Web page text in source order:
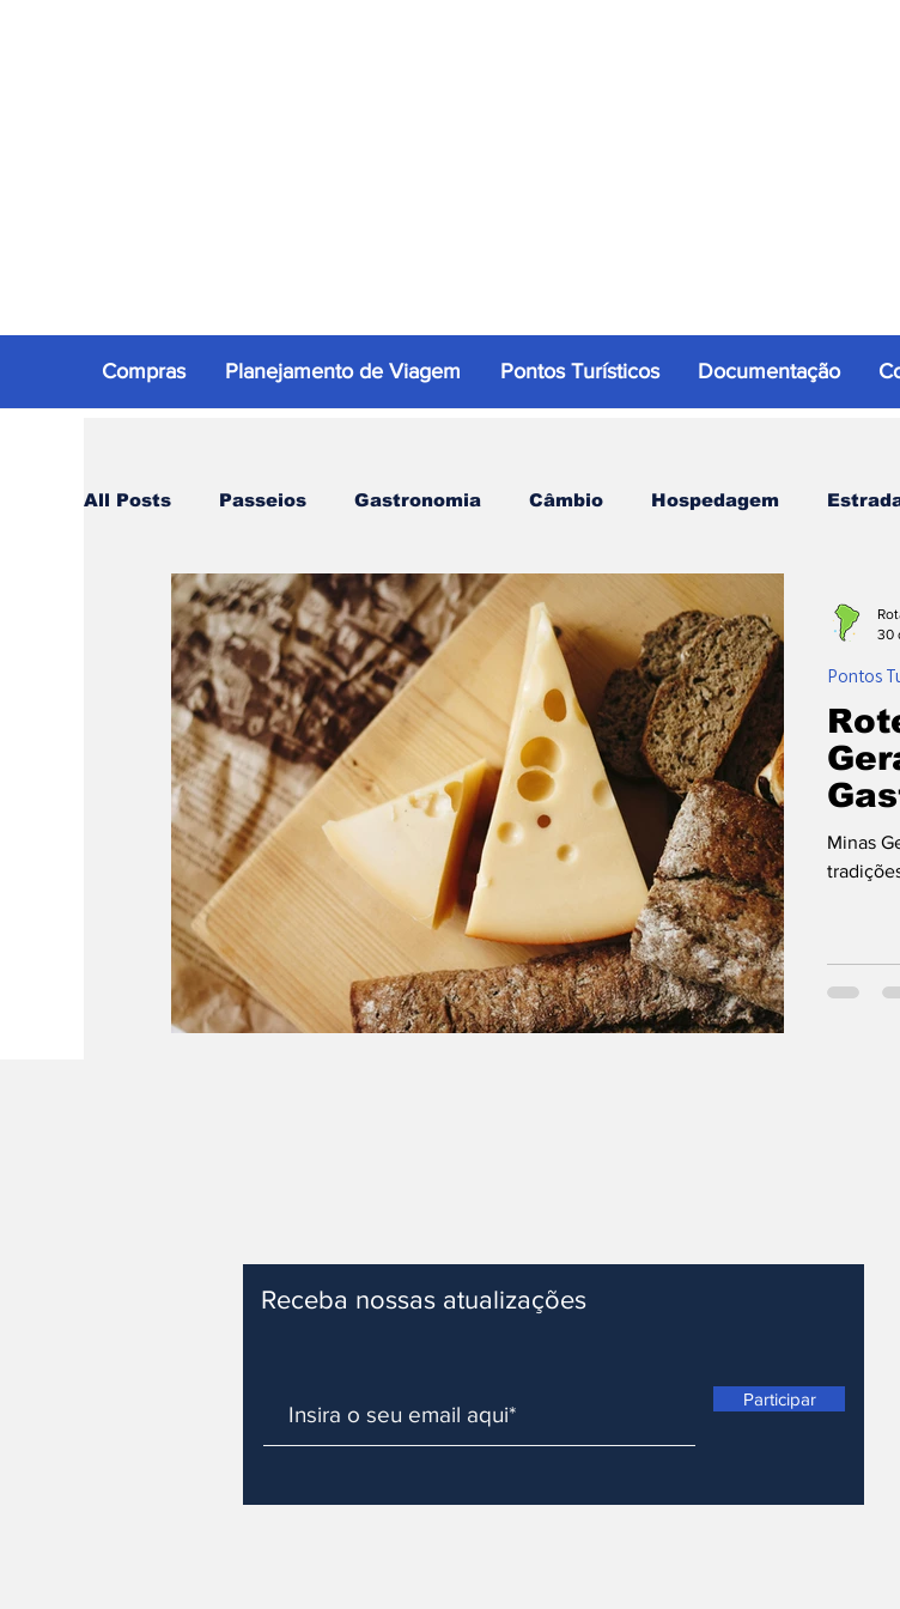
Compras Planejamento de Viagem Pontos Turísticos Documentação
All Posts Passeios Gastronomia Câmbio Hospedagem
Conectividade Documentação Pontos Turísticos
Curiosidades Ferrovias Dicas de Voo Destinos
Minas
Pontos
30
Receba nossas atualizações
Participar